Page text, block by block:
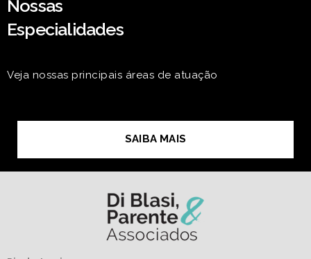
Nossas
Especialidades
Veja nossas principais áreas de atuação
SAIBA MAIS